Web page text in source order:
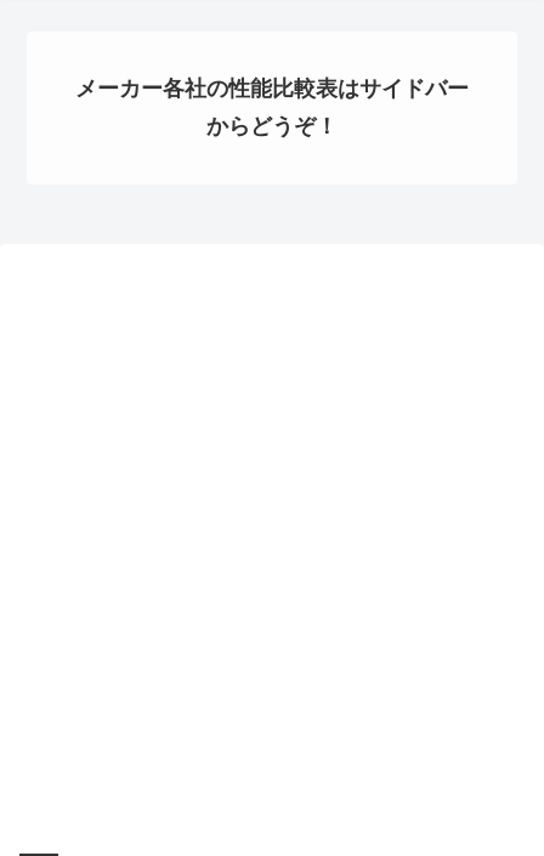
メーカー各社の性能比較表はサイドバー
からどうぞ！